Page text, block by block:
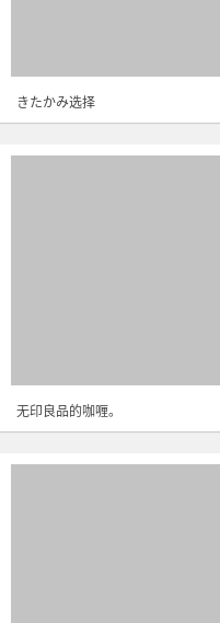
きたかみ选择
无印良品的咖喱。